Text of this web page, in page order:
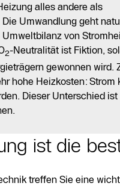
alles andere als
Umwandlung geht
von
2-Neutralität ist Fiktion,
gewonnen wird.
hohe Heizkosten: Strom
Dieser Unterschied
ist die
treffen Sie eine